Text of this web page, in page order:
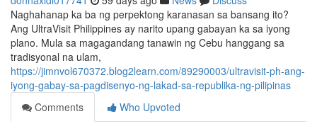
Naghahanap ka ba ng perpektong karanasan sa bansang ito?
Ang UltraVisit Philippines ay narito upang gabayan ka sa iyong
plano. Mula sa magagandang tanawin ng Cebu hanggang sa
tradisyonal na ulam,
https://jimnvol670372.blog2learn.com/89290003/ultravisit-ph-ang-
iyong-gabay-sa-pagdisenyo-ng-lakad-sa-republika-ng-pilipinas
Comments
Who Upvoted